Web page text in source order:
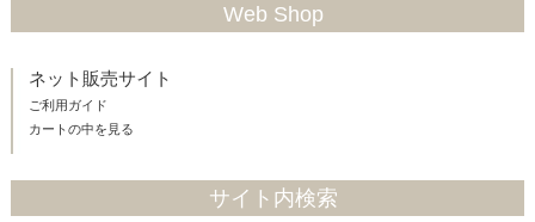
Web Shop
ネット販売サイト
ご利用ガイド
カートの中を見る
サイト内検索